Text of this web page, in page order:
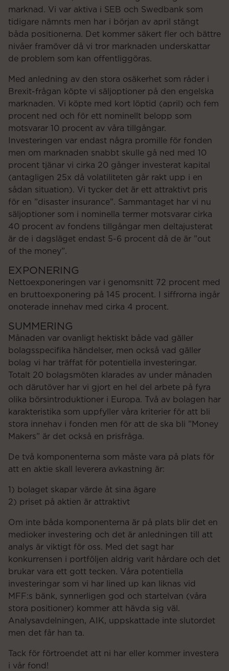
marknad. Vi var aktiva i SEB och Swedbank som
tidigare nämnts men har i början av april stängt
båda positionerna. Det kommer säkert fler och bättre
nivåer framöver då vi tror marknaden underskattar
de problem som kan offentliggöras.
Med anledning av den stora osäkerhet som råder i
Brexit-frågan köpte vi säljoptioner på den engelska
marknaden. Vi köpte med kort löptid (april) och fem
procent ned och för ett nominellt belopp som
motsvarar 10 procent av våra tillgångar.
Investeringen var endast några promille för fonden
men om marknaden snabbt skulle gå ned med 10
procent tjänar vi cirka 20 gånger investerat kapital
(antagligen 25x då volatiliteten går rakt upp i en
sådan situation). Vi tycker det är ett attraktivt pris
för en ”disaster insurance”. Sammantaget har vi nu
säljoptioner som i nominella termer motsvarar cirka
40 procent av fondens tillgångar men deltajusterat
är de i dagsläget endast 5-6 procent då de är ”out
of the money”.
EXPONERING
Nettoexponeringen var i genomsnitt 72 procent med
en bruttoexponering på 145 procent. I siffrorna ingår
onoterade innehav med cirka 4 procent.
SUMMERING
Månaden var ovanligt hektiskt både vad gäller
bolagsspecifika händelser, men också vad gäller
bolag vi har träffat för potentiella investeringar.
Totalt 20 bolagsmöten klarades av under månaden
och därutöver har vi gjort en hel del arbete på fyra
olika börsintroduktioner i Europa. Två av bolagen har
karakteristika som uppfyller våra kriterier för att bli
stora innehav i fonden men för att de ska bli ”Money
Makers” är det också en prisfråga.
De två komponenterna som måste vara på plats för
att en aktie skall leverera avkastning är:
1) bolaget skapar värde åt sina ägare
2) priset på aktien är attraktivt
Om inte båda komponenterna är på plats blir det en
medioker investering och det är anledningen till att
analys är viktigt för oss. Med det sagt har
konkurrensen i portföljen aldrig varit hårdare och det
brukar vara ett gott tecken. Våra potentiella
investeringar som vi har lined up kan liknas vid
MFF:s bänk, synnerligen god och startelvan (våra
stora positioner) kommer att hävda sig väl.
Analysavdelningen, AIK, uppskattade inte slutordet
men det får han ta.
Tack för förtroendet att ni har eller kommer investera
i vår fond!